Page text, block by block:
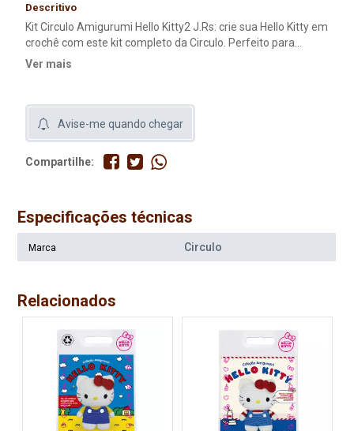
Descritivo
Kit Circulo Amigurumi Hello Kitty2 J.Rs: crie sua Hello Kitty em
crochê com este kit completo da Circulo. Perfeito para
artesãos de todos os níveis! Este kit contém: Novelos e
enchimento (40 g); Marcador de ponto cadeado.
Ver mais
Avise-me quando chegar
Compartilhe:
Especificações técnicas
Marca Circulo
Relacionados